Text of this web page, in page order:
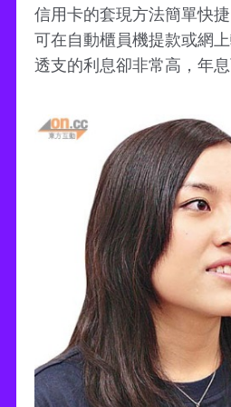
信用卡的套現方法簡單快
可在自動櫃員機提款或網
透支的利息卻非常高，年息